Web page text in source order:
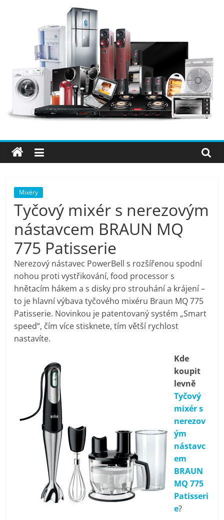
Elektro
OK
–
nejlepší
elektronika
porovnání,
pračky,
televize,
notebooky,
mobilní
telefony,
kávovary,
bazény
elektronika
porovnání
Mixéry
Tyčový mixér s nerezovým
nástavcem BRAUN MQ
775 Patisserie
Nerezový nástavec PowerBell s rozšířenou spodní
nohou proti vystřikování, food processor s
hnětacím hákem a s disky pro strouhání a krájení –
to je hlavní výbava tyčového mixéru Braun MQ 775
Patisserie. Novinkou je patentovaný systém „Smart
speed“, čím více stisknete, tím větší rychlost
nastavíte.
Kde
koupit
levně
Tyčový
mixér s
nerezov
ým
nástavc
em
BRAUN
MQ 775
Patisseri
e?